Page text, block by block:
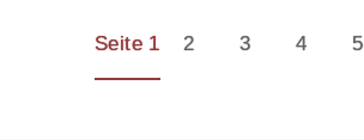
Seite 1 2 3 4 5